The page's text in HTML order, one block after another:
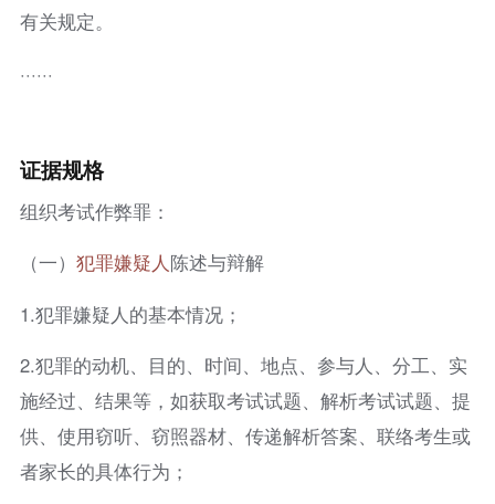
有关规定。
······
证据规格
组织考试作弊罪：
（一） 犯罪嫌疑人陈述与辩解
1.犯罪嫌疑人的基本情况；
2.犯罪的动机、目的、时间、地点、参与人、分工、实
施经过、结果等，如获取考试试题、解析考试试题、提
供、使用窃听、窃照器材、传递解析答案、联络考生或
者家长的具体行为；